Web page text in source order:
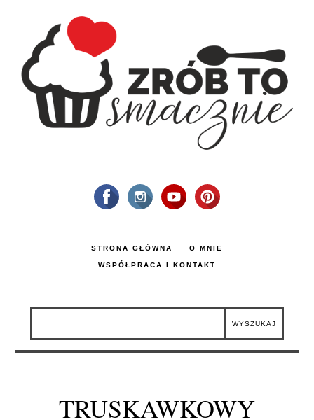
STRONA GŁÓWNA O MNIE
WSPÓŁPRACA I KONTAKT
TRUSKAWKOWY